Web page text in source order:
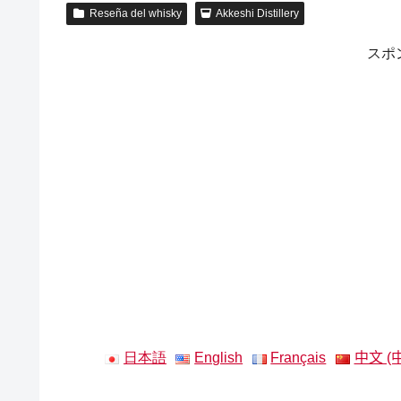
Reseña del whisky Akkeshi Distillery
スポ
日本語 English Français 中文 (